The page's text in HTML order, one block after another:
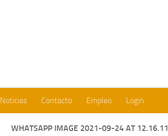
Noticias Contacto Empleo Login
WHATSAPP IMAGE 2021-09-24 AT 12.16.11